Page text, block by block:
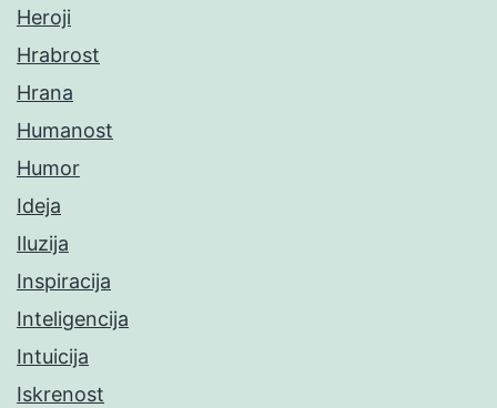
Heroji
Hrabrost
Hrana
Humanost
Humor
Ideja
Iluzija
Inspiracija
Inteligencija
Intuicija
Iskrenost